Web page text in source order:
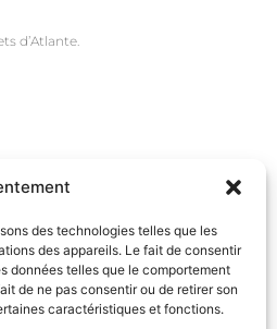
des technologies telles que les
des appareils. Le fait de consentir
données telles que le comportement
de ne pas consentir ou de retirer son
caractéristiques et fonctions.
d’Atlante.